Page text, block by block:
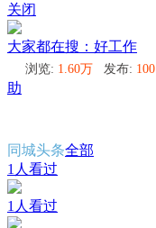
关闭
大家都在搜：好工作
浏览: 1.60万 发布: 100
助
同城头条全部
1人看过
1人看过